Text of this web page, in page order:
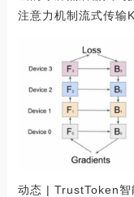
注意力机制流式传输
动态 | TrustToken智